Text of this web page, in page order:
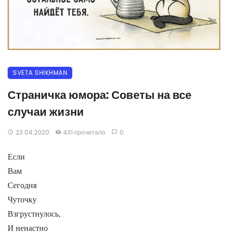
SVETA SHIKHMAN
Страничка юмора: Советы на все
случаи жизни
23.04.2020 431 прочитало 0
Если
Вам
Сегодня
Чуточку
Взгрустнулось,
И ненастно